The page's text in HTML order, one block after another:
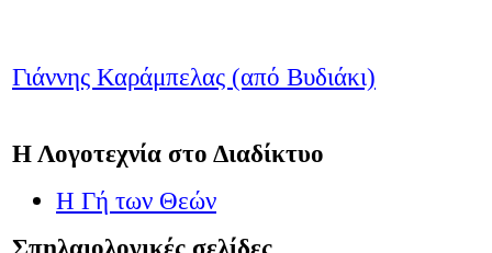
Γιάννης Καράμπελας (από Βυδιάκι)
Η Λογοτεχνία στο Διαδίκτυο
Η Γή των Θεών